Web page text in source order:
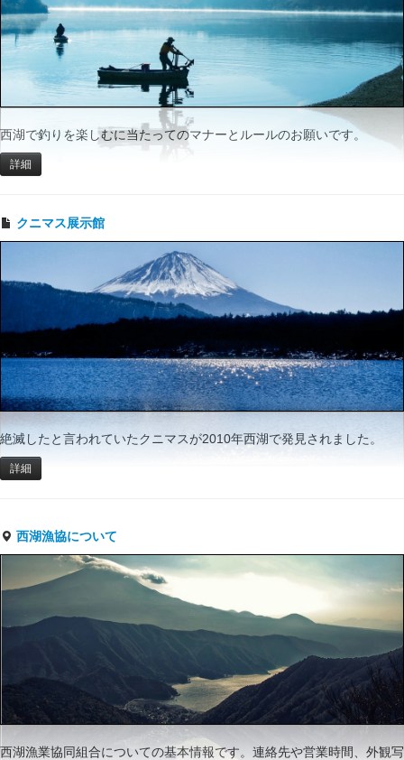
西湖で釣りを楽しむに当たってのマナーとルールのお願いです。
詳細
クニマス展示館
絶滅したと言われていたクニマスが2010年西湖で発見されました。
詳細
西湖漁協について
西湖漁業協同組合についての基本情報です。連絡先や営業時間、外観写